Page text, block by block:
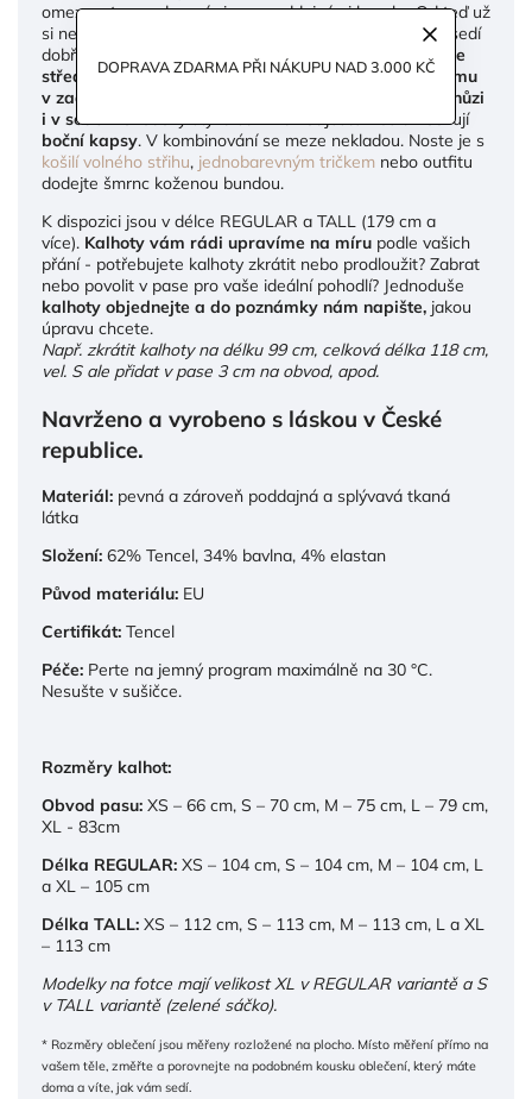
DOPRAVA ZDARMA PŘI NÁKUPU NAD 3.000 KČ
omezovat nepadnoucími a nepoddajnými kousky. Od teď už
si nemusíte vybírat, jestli dáte přednost modelu, který sedí
dobře přes stehna nebo v pase. Navrhli jsme
kalhoty se
středně vysokým pasem, který je doplněnývšitou gumu
v zadní části pro lepší fit a maximální komfort při chůzi
i v sedě. Pohodový styl a střih kalhot ještě více umocňují
boční kapsy. V kombinování se meze nekladou. Noste je s
košilí volného střihu, jednobarevným tričkem nebo outfitu
dodejte šmrnc koženou bundou.
K dispozici jsou v délce REGULAR a TALL (179 cm a
více). Kalhoty vám rádi upravíme na míru podle vašich
přání - potřebujete kalhoty zkrátit nebo prodloužit? Zabrat
nebo povolit v pase pro vaše ideální pohodlí? Jednoduše
kalhoty objednejte a do poznámky nám napište, jakou
úpravu chcete.
Např. zkrátit kalhoty na délku 99 cm, celková délka 118 cm,
vel. S ale přidat v pase 3 cm na obvod, apod.
Navrženo a vyrobeno s láskou v České
republice.
Materiál: pevná a zároveň poddajná a splývavá tkaná
látka
Složení: 62% Tencel, 34% bavlna, 4% elastan
Původ materiálu: EU
Certifikát: Tencel
Péče: Perte na jemný program maximálně na 30 °C.
Nesušte v sušičce.
Rozměry kalhot:
Obvod pasu: XS – 66 cm, S – 70 cm, M – 75 cm, L – 79 cm,
XL - 83cm
Délka REGULAR: XS – 104 cm, S – 104 cm, M – 104 cm, L
a XL – 105 cm
Délka TALL: XS – 112 cm, S – 113 cm, M – 113 cm, L a XL
– 113 cm
Modelky na fotce mají velikost XL v REGULAR variantě a S
v TALL variantě (zelené sáčko).
* Rozměry oblečení jsou měřeny rozložené na plocho. Místo měření přímo na
vašem těle, změřte a porovnejte na podobném kousku oblečení, který máte
doma a víte, jak vám sedí.